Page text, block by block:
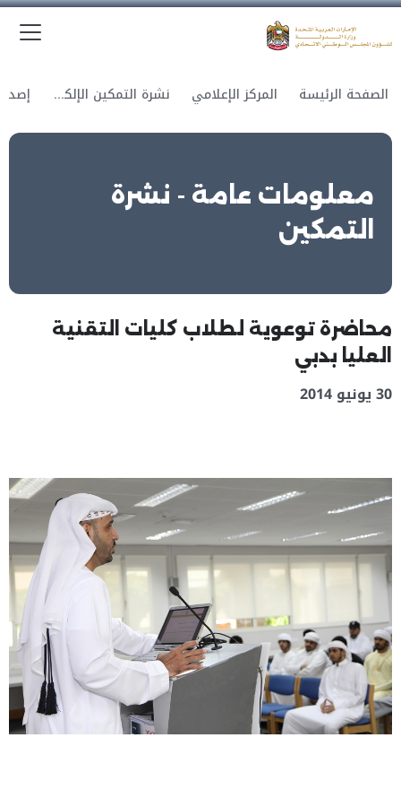
الصفحة الرئيسة المركز الإعلامي نشرة التمكين الإلكترونية
معلومات عامة - نشرة
التمكين
محاضرة توعوية لطلاب كليات التقنية
العليا بدبي
30 يونيو 2014